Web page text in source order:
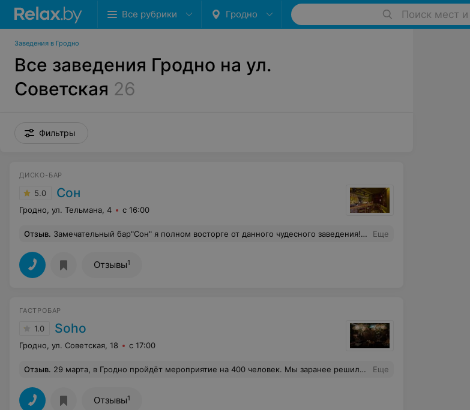
Все рубрики Гродно Поиск мест
Заведения в Гродно
Все заведения Гродно на ул.
Советская 26
Фильтры
ДИСКО-БАР
5.0 Сон
Гродно, ул. Тельмана, 4 с 16:00
Отзыв. Замечательный бар"Сон" я полном восторге от данного чудесного заведения!. На днях отмечали тут мой день Варенье все гости в полном восторге!!! Просторный танцпол, коктейли на любой вкус и крепость! Еда пальчики оближешь, меню просто сказачное ! Персонал вежливый и окуратный! Особое отдельное спасибо шеф-повару Татьяне !!!! Я тоже хочу научиться так божественно готовить! Очень рекомендую всем и всегда!!!! Еще
Отзывы1
ГАСТРОБАР
1.0 Soho
Гродно, ул. Советская, 18 с 17:00
Отзыв. 29 марта, в Гродно пройдёт мероприятие на 400 человек. Мы заранее решили забронировать местечко, и по совету наших знакомых обратились в сохо. Но получили отказ... Вернее нам ультимативно было сказано: или мы переведём депозит по 90р с человека заранее, или в резервации стола будет отказано. Я пояснил, что у меня нет возможности дропнуть 1500 рублей заранее(стол на ~15 человек) , так как мои коллеги приедут из разных городов Беларуси. А я просто не могу собрать с коллег деньги заранее. Это конечно возможно, но максимально напряжно(обзвони каждого, объясни ситуацию, попроси сбросить деньги на карту, свяжись с сохо итд) В итоге... Администратор сдержала свою принципиальную позицию, пожелав всего хорошего! Спасибо за гостеприимство Сохо. Пойдём в другое место. Понимаю, что ваш бизнес отлично идёт и преуспевает. Приложу все усилия, чтобы направить каждого из участников мероприятия, не к вам, а как посоветовала администратор - "в другое место"! Еще
Отзывы1